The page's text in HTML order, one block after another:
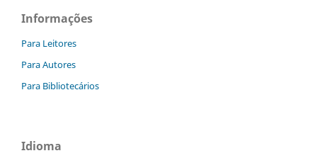
Informações
Para Leitores
Para Autores
Para Bibliotecários
Idioma